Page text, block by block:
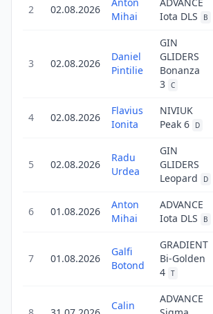
2 02.08.2026
Mihai
Iota DLS
B
3 02.08.2026
Daniel
Pintilie
GIN
GLIDERS
Bonanza
3 C
4 02.08.2026
Flavius
Ionita
NIVIUK
Peak 6
D
5 02.08.2026
Radu
Urdea
GIN
GLIDERS
Leopard
D
6 01.08.2026
Anton
Mihai
ADVANCE
Iota DLS
B
7 01.08.2026
Galfi
Botond
GRADIENT
Bi-Golden
4 T
Calin
ADVANCE